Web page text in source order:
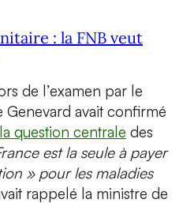
: la FNB veut
de l’examen par le
avait confirmé
question centrale des
est la seule à payer
» pour les maladies
rappelé la ministre de